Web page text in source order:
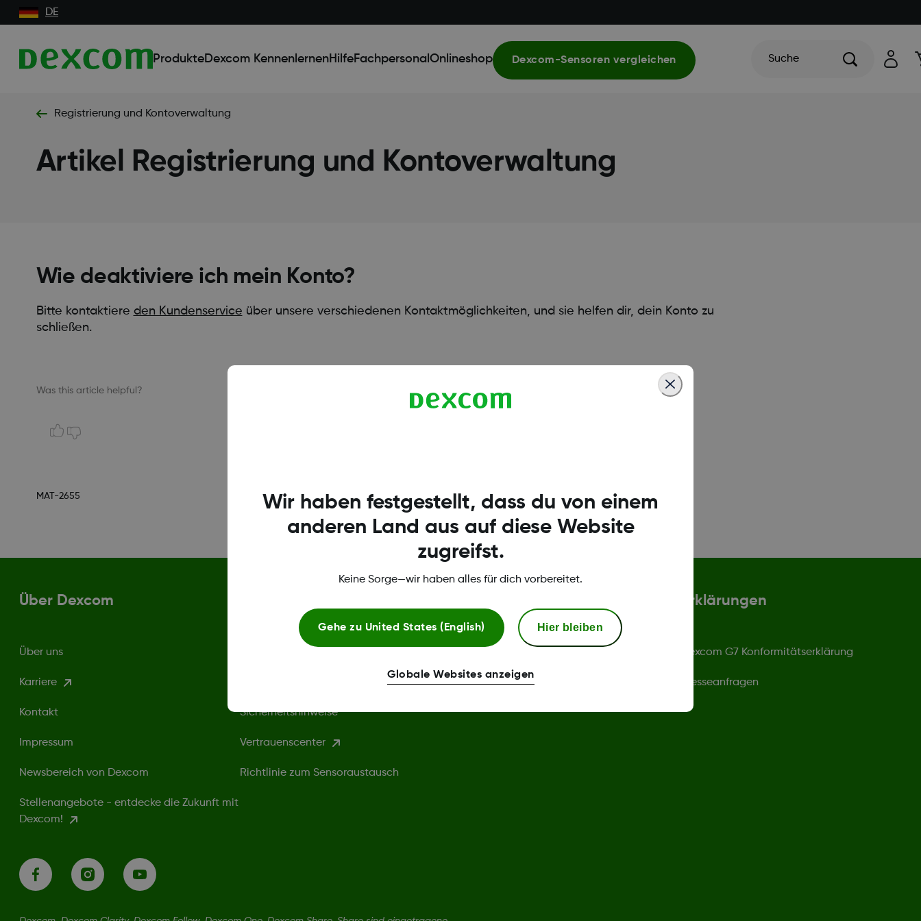
DE
ProdukteDexcom KennenlernenHilfeFachpersonal Onlineshop Dexcom-Sensoren vergleichen Suche
Registrierung und Kontoverwaltung
Artikel Registrierung und Kontoverwaltung
Wie deaktiviere ich mein Konto?
Bitte kontaktiere den Kundenservice über unsere verschiedenen Kontaktmöglichkeiten, und sie helfen dir, dein Konto zu
schließen.
Was this article helpful?
MAT-2655
Über Dexcom
Über uns
Karriere
Kontakt
Impressum
Newsbereich von Dexcom
Stellenangebote - entdecke die Zukunft mit
Dexcom!
Sicherheitshinweise
Vertrauenscenter
Richtlinie zum Sensoraustausch
Bedingungen
Webshop AGB
Erklärungen
Dexcom G7 Konformitätserklärung
Presseanfragen
Wir haben festgestellt, dass du von einem
anderen Land aus auf diese Website
zugreifst.
Keine Sorge—wir haben alles für dich vorbereitet.
Gehe zu United States (English) Hier bleiben
Globale Websites anzeigen